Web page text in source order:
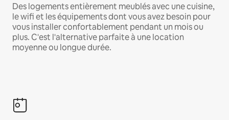
Des logements entièrement meublés avec une cuisine,
le wifi et les équipements dont vous avez besoin pour
vous installer confortablement pendant un mois ou
plus. C'est l'alternative parfaite à une location
moyenne ou longue durée.